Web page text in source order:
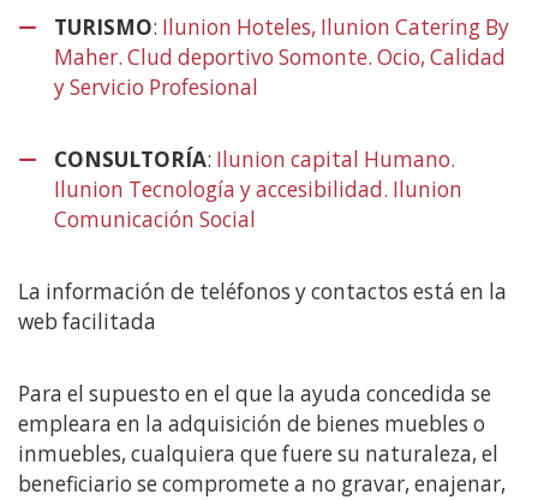
nueva
ventana)
TURISMO: Ilunion Hoteles, Ilunion Catering By
Maher. Clud deportivo Somonte. Ocio, Calidad
y Servicio Profesional
ventana)
CONSULTORÍA: Ilunion capital Humano.
Ilunion Tecnología y accesibilidad. Ilunion
Comunicación Social
ventana)
La información de teléfonos y contactos está en la
web facilitada
Para el supuesto en el que la ayuda concedida se
empleara en la adquisición de bienes muebles o
inmuebles, cualquiera que fuere su naturaleza, el
beneficiario se compromete a no gravar, enajenar,